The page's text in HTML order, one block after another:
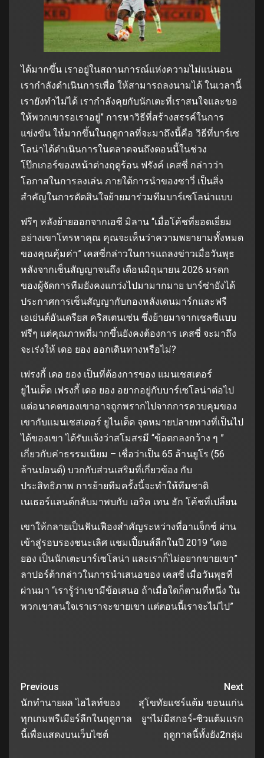
ได้มากขึ้น เราอยู่ในสถานการณ์แห่งความไม่แน่นอน
เรากําลังดําเนินการเพื่อ ให้สามารถลงนามได้ ในเวลานี้
เรายังทําไม่ได้ เรากําลังคุยกับนักเตะที่เราสนใจและขอ
ให้พวกเขารอเราอยู่” การหาวิธีที่สร้างสรรค์ในการ
แข่งขัน ให้มากขึ้นในฤดูกาลที่จะมาถึงนี้คือ วิธีที่บาร์เซ
โลน่าได้ดําเนินการในตลาดจนถึงตอนนี้ในช่วง
โป๊กเกอร์ของหน้าต่างฤดูร้อน ฟรังค์ เคสซี่ กล่าวว่า
โอกาสในการลงเล่น ภายใต้การนําของซาวี่ เป็นสิ่ง
สําคัญในการตัดสินใจย้ายมาร่วมทีมบาร์เซโลน่าแบบ
ฟรีๆ หลังย้ายออกจากเอซี มิลาน “เมื่อโค้ชที่ยอดเยี่ยม
อย่างเขาโทรหาคุณ คุณจะเห็นว่าความพยายามทั้งหมด
ของคุณคุ้มค่า” เคสซี่กล่าวในการแถลงข่าวเมื่อวันพุธ
หลังจากเซ็นสัญญาจนถึง เดือนมิถุนายน 2026 มรดก
ของผู้จัดการทีมยังคงแกว่งไปมามากมาย บาร์ซ่ายังได้
ประกาศการเซ็นสัญญากับกองหลังเดนมาร์กและฟรี
เอเย่นต์อันเดรียส คริสเตนเซ่น ซึ่งย้ายมาจากเชลซีแบบ
ฟรีๆ แต่คุณภาพที่มากขึ้นยังคงต้องการ เคสซี่ จะมาถึง
จะเร่งให้ เดอ ยอง ออกเดินทางหรือไม่?
เฟรงกี้ เดอ ยอง เป็นที่ต้องการของ แมนเชสเตอร์
ยูไนเต็ด เฟรงกี้ เดอ ยอง อยากอยู่กับบาร์เซโลน่าต่อไป
แต่อนาคตของเขาอาจถูกพรากไปจากการควบคุมของ
เขากับแมนเชสเตอร์ ยูไนเต็ด จุดหมายปลายทางที่เป็นไป
ได้ของเขา ได้รับแจ้งว่าสโมสรมี “ข้อตกลงกว้าง ๆ ”
เกี่ยวกับค่าธรรมเนียม – เชื่อว่าเป็น 65 ล้านยูโร (56
ล้านปอนด์) บวกกับส่วนเสริมที่เกี่ยวข้อง กับ
ประสิทธิภาพ การย้ายทีมครั้งนี้จะทําให้ทีมชาติ
เนเธอร์แลนด์กลับมาพบกับ เอริค เทน ฮัก โค้ชที่เปลี่ยน
เขาให้กลายเป็นฟันเฟืองสําคัญระหว่างที่อาแจ็กซ์ ผ่าน
เข้าสู่รอบรองชนะเลิศ แชมเปี้ยนส์ลีกในปี 2019 “เดอ
ยอง เป็นนักเตะบาร์เซโลน่า และเราก็ไม่อยากขายเขา”
ลาปอร์ต้ากล่าวในการนําเสนอของ เคสซี่ เมื่อวันพุธที่
ผ่านมา “เรารู้ว่าเขามีข้อเสนอ ถ้าเมื่อใดก็ตามที่หนึ่ง ใน
พวกเขาสนใจเราเราจะขายเขา แต่ตอนนี้เราจะไม่ไป”
Previous
นักทำนายผล ไฮไลท์ของ
ทุกเกมพรีเมียร์ลีกในฤดูกาล
นี้เพื่อแสดงบนเว็บไซต์
Next
สุโขทัยแชร์แต้ม ขอนแก่น
ยูฯไม่มีสกอร์-ซิวแต้มแรก
ฤดูกาลนี้ทั้งยัง2กลุ่ม